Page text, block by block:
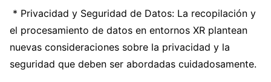
* Privacidad y Seguridad de Datos: La recopilación y
el procesamiento de datos en entornos XR plantean
nuevas consideraciones sobre la privacidad y la
seguridad que deben ser abordadas cuidadosamente.